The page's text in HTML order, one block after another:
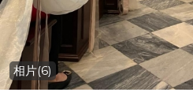
相片(6)